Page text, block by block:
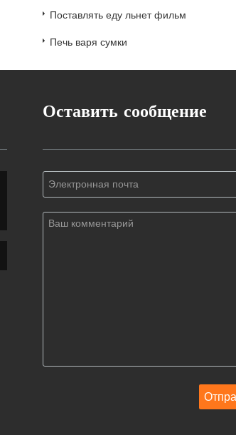
Поставлять еду льнет фильм
Печь варя сумки
Оставить сообщение